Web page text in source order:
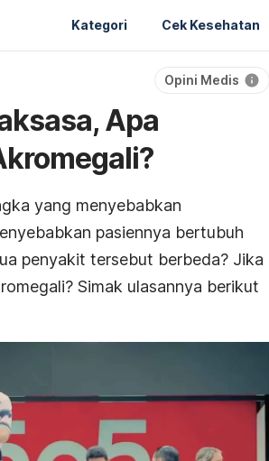
Kategori Cek Kesehatan
Opini Medis
Apa
yang menyebabkan
pasiennya bertubuh
penyakit tersebut berbeda? Jika
Simak ulasannya berikut